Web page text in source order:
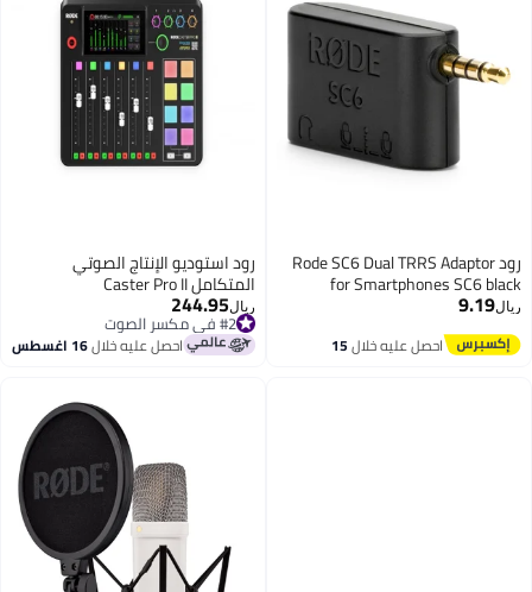
رود Rode SC6 Dual TRRS Adaptor
for Smartphones SC6 black
ريال9.19
احصل عليه خلال15
رود استوديو الإنتاج الصوتي
المتكامل Caster Pro II
ريال244.95#2 في مكسر الصوت
باقي 1 وحدات في المخزون
#2 في مكسر الصوت احصل عليه خلال16 اغسطس